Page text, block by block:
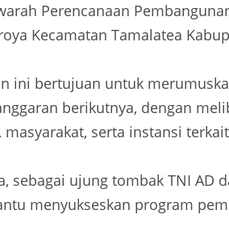
Perencanaan
Kecamatan Tamalatea
ini bertujuan untuk
berikutnya, dengan
masyarakat, serta instansi
sebagai ujung tombak TNI
menyukseskan program